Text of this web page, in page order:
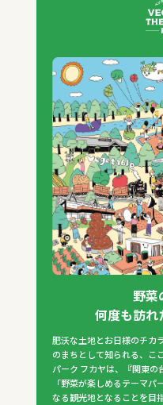
野菜
何度も訪れ
肥沃な土地とお日様のチカ
のまちとして知られる、こ
パーク フカヤは、『関東の
「野菜が楽しめるテーマパ
なる観光地となることを目